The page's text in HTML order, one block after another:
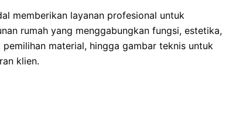
memberikan layanan profesional untuk
rumah yang menggabungkan fungsi, estetika,
material, hingga gambar teknis untuk
klien.